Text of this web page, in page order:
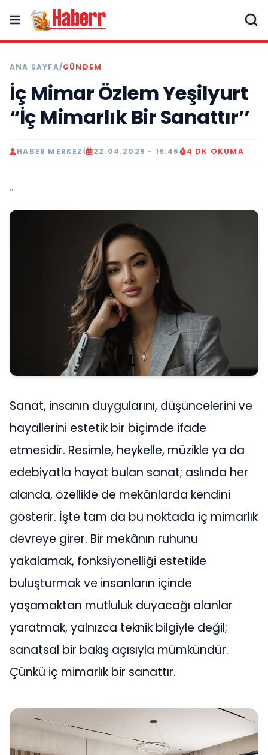
ANA SAYFA/GÜNDEM
İç Mimar Özlem Yeşilyurt
“İç Mimarlık Bir Sanattır’’
HABER MERKEZI 22.04.2025 - 15:46 4 DK OKUMA
..
Sanat, insanın duygularını, düşüncelerini ve
hayallerini estetik bir biçimde ifade
etmesidir. Resimle, heykelle, müzikle ya da
edebiyatla hayat bulan sanat; aslında her
alanda, özellikle de mekânlarda kendini
gösterir. İşte tam da bu noktada iç mimarlık
devreye girer. Bir mekânın ruhunu
yakalamak, fonksiyonelliği estetikle
buluşturmak ve insanların içinde
yaşamaktan mutluluk duyacağı alanlar
yaratmak, yalnızca teknik bilgiyle değil;
sanatsal bir bakış açısıyla mümkündür.
Çünkü iç mimarlık bir sanattır.